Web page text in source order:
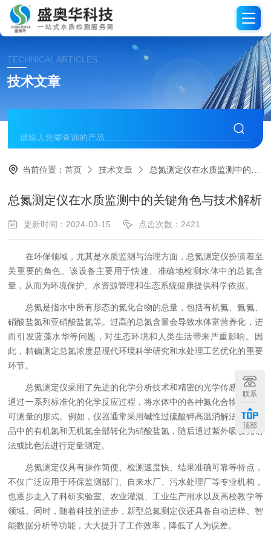
TECHNICAL ARTICLES
技术文章
当前位置：首页 技术文章 总氮测定仪在水质监测中的关键角色与技术解析
总氮测定仪在水质监测中的关键角色与技术解析
更新时间：2024-03-15 点击次数：2421
在环保领域，尤其是水质监测与治理方面，总氮测定仪扮演着至
关重要的角色。该设备主要用于快速、准确地检测水体中的总氮含
量，从而为环境保护、水资源管理和生态系统健康提供科学依据。
总氮是指水中所有形态的氮化合物的总量，包括有机氮、氨氮、
硝酸盐氮和亚硝酸盐氮等。过高的总氮含量会导致水体富营养化，进
而引发蓝藻水华等问题，对生态环境和人类生活带来严重影响。因
此，精确测定总氮浓度是现代环境科学研究和水处理工艺优化的重要
环节。
总氮测定仪采用了先进的化学分析技术和精密的光学传感系统，
通过一系列标准化的化学反应过程，将水体中的各种氮化合物转化为
可测量的形式。例如，仪器通常采用碱性过硫酸钾高温消解法，使样
品中的有机氮和无机氮全部转化为硝酸盐氮，随后通过紫外吸收光谱
法或比色法进行定量测定。
总氮测定仪具有操作简便、检测速度快、结果准确可靠等特点，
不仅广泛应用于环保监测部门、自来水厂、污水处理厂等专业机构，
也逐步走入了科研实验室、农业灌溉、工业生产用水以及高校教学等
领域。同时，随着科技的进步，新型总氮测定仪还具备自动进样、智
能数据分析等功能，大大提升了工作效率，降低了人为误差。
联系
顶部